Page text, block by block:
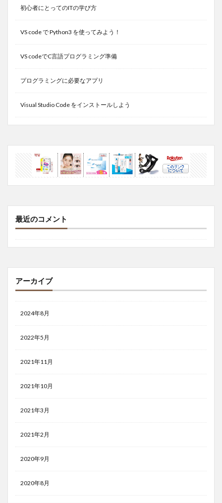
初心者にとってのITの学び方
VS code で Python3 を使ってみよう！
VS codeでC言語プログラミング準備
プログラミングに必要なアプリ
Visual Studio Code をインストールしよう
最近のコメント
アーカイブ
2024年8月
2022年5月
2021年11月
2021年10月
2021年3月
2021年2月
2020年9月
2020年8月